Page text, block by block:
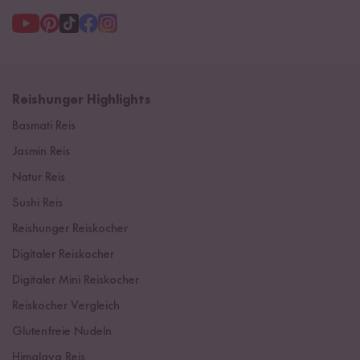
Reishunger Highlights
Basmati Reis
Jasmin Reis
Natur Reis
Sushi Reis
Reishunger Reiskocher
Digitaler Reiskocher
Digitaler Mini Reiskocher
Reiskocher Vergleich
Glutenfreie Nudeln